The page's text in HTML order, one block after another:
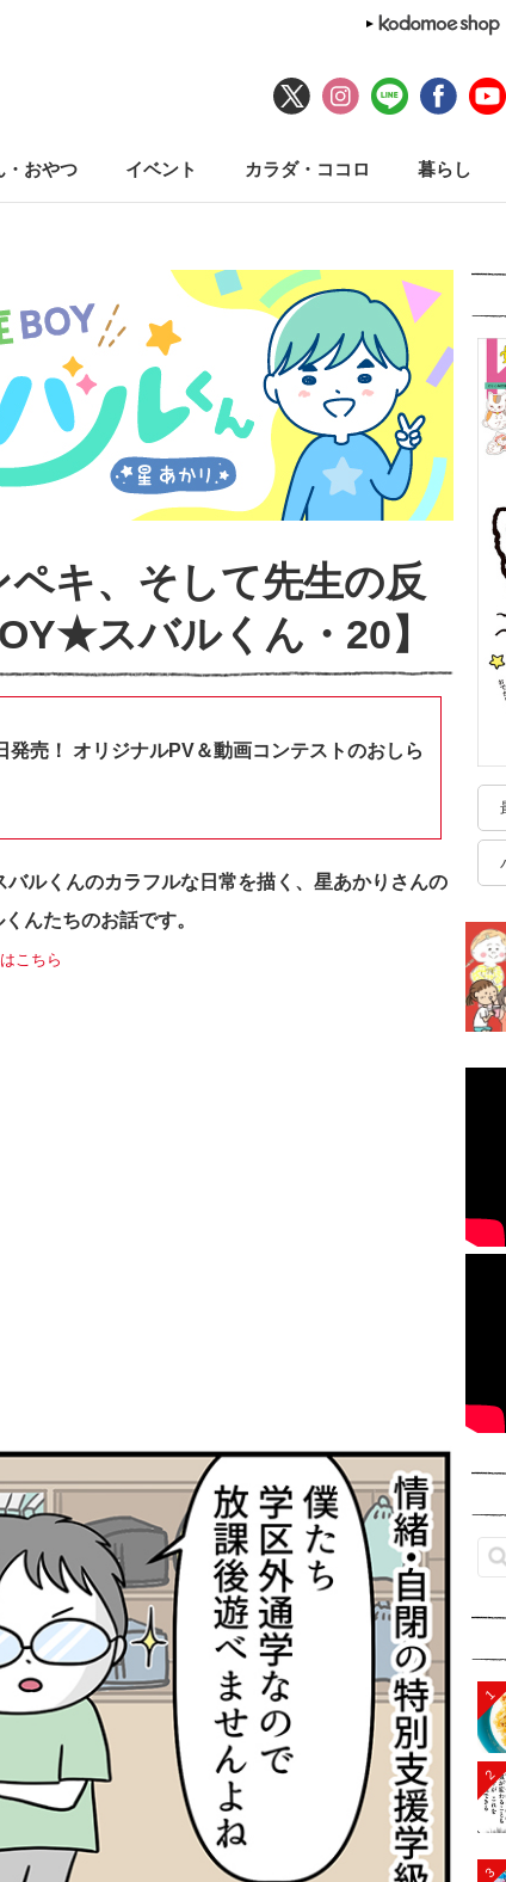
・おやつ イベント カラダ・ココロ 暮らし
キ、そして先生の反
スバルくん・20】
発売！ オリジナルPV＆動画コンテストのおしら
ルくんのカラフルな日常を描く、星あかりさんの
んたちのお話です。
こちら
1
2
3